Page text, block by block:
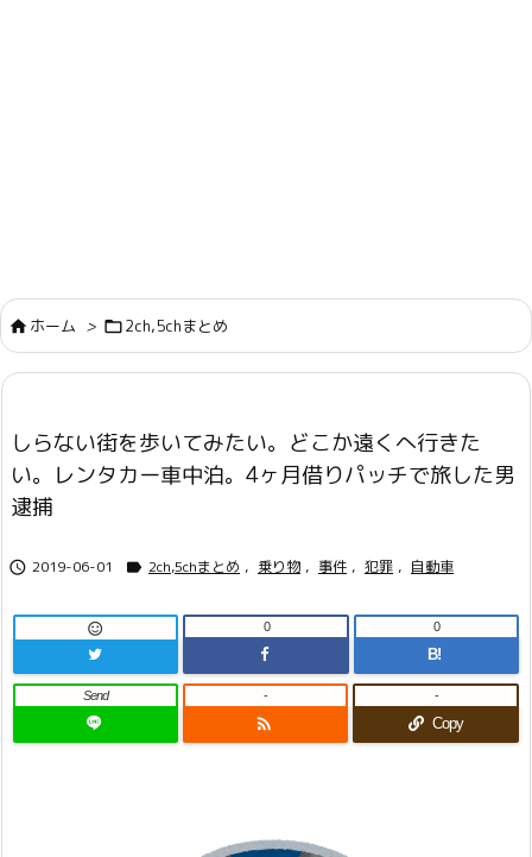
ホーム > 2ch,5chまとめ
しらない街を歩いてみたい。どこか遠くへ行きた
い。レンタカー車中泊。4ヶ月借りパッチで旅した男
逮捕
 2019-06-01  2ch,5chまとめ , 乗り物 , 事件 , 犯罪 , 自動車
 0
B!
0
Send

-
Copy
-